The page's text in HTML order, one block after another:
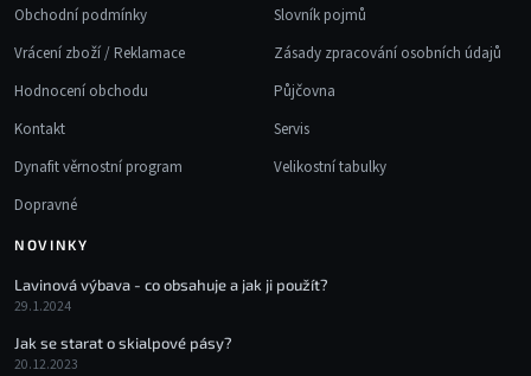
Obchodní podmínky
Vrácení zboží / Reklamace
Hodnocení obchodu
Kontakt
Dynafit věrnostní program
Dopravné
Slovník pojmů
Zásady zpracování osobních údajů
Půjčovna
Servis
Velikostní tabulky
NOVINKY
Lavinová výbava - co obsahuje a jak ji použít?
29.1.2024
Jak se starat o skialpové pásy?
20.12.2023